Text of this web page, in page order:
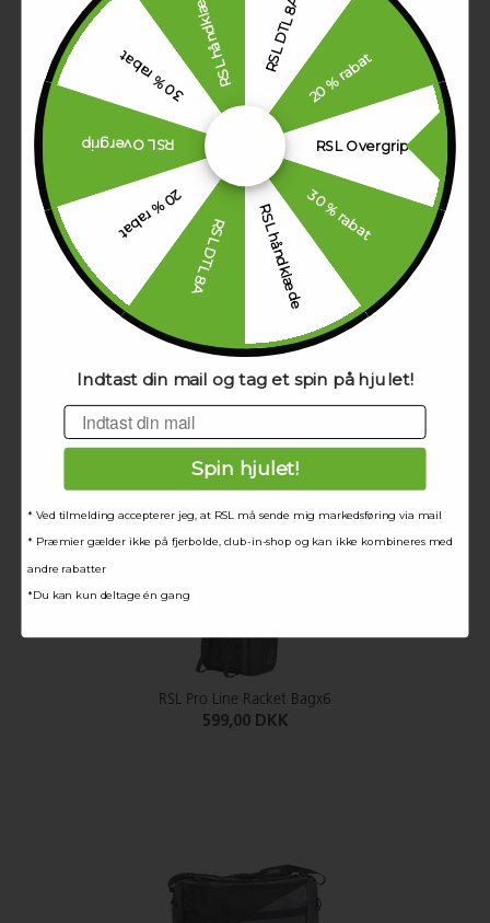
RSL Pro Line Backpack
549,00 DKK
RSL Pro Line Racket Bagx12
RSL Pro Line Racket Bagx6
599,00 DKK
RSL DTL 8A
20 % rabat
RSL Overgrip
30 % rabat
RSL håndklæde
RSL DTL 8A
20 % rabat
RSL Overgrip
30 % rabatRSL håndklæde
Indtast din mail og tag et spin på hjulet!
Email
Spin hjulet!
* Ved tilmelding accepterer jeg, at RSL må sende mig markedsføring via mail
* Præmier gælder ikke på fjerbolde, club-in-shop og kan ikke kombineres med
andre rabatter
*Du kan kun deltage én gang